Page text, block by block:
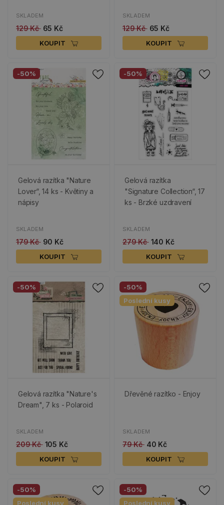
SKLADEM
129 Kč 65 Kč
KOUPIT
SKLADEM
129 Kč 65 Kč
KOUPIT
-50%
Gelová razítka "Nature
Lover“, 14 ks - Květiny a
nápisy
SKLADEM
179 Kč 90 Kč
KOUPIT
-50%
Gelová razítka
"Signature Collection“, 17
ks - Brzké uzdravení
SKLADEM
279 Kč 140 Kč
KOUPIT
-50%
Gelová razítka "Nature's
Dream", 7 ks - Polaroid
SKLADEM
209 Kč 105 Kč
KOUPIT
-50%
Poslední kusy
Dřevěné razítko - Enjoy
SKLADEM
79 Kč 40 Kč
KOUPIT
-50%
Poslední kusy
-50%
Poslední kusy